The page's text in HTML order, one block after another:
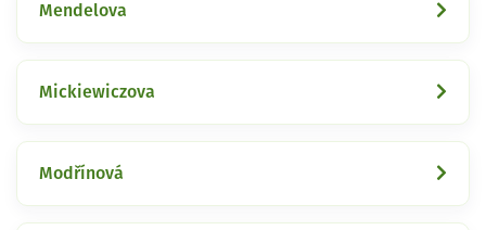
Mendelova
Mickiewiczova
Modřínová